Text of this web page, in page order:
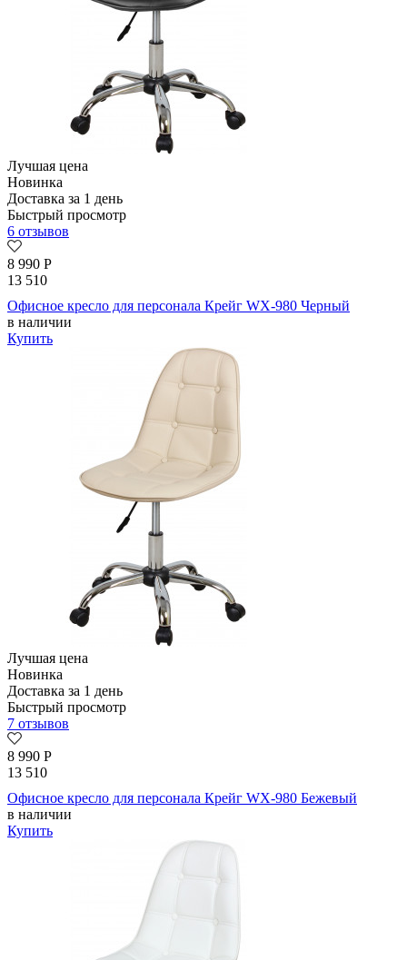
Лучшая цена
Новинка
Доставка за 1 день
Быстрый просмотр
6 отзывов
8 990 Р
13 510
Офисное кресло для персонала Крейг WX-980 Черный
в наличии
Купить
Лучшая цена
Новинка
Доставка за 1 день
Быстрый просмотр
7 отзывов
8 990 Р
13 510
Офисное кресло для персонала Крейг WX-980 Бежевый
в наличии
Купить